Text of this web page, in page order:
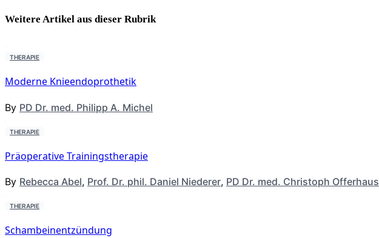
Weitere Artikel aus dieser Rubrik
THERAPIE
Moderne Knieendoprothetik
By PD Dr. med. Philipp A. Michel
THERAPIE
Präoperative Trainingstherapie
By Rebecca Abel, Prof. Dr. phil. Daniel Niederer, PD Dr. med. Christoph Offerhaus
THERAPIE
Schambeinentzündung